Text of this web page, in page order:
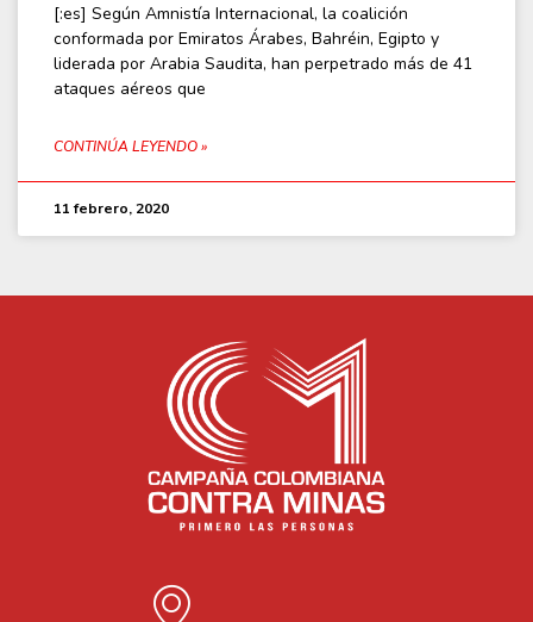
[:es] Según Amnistía Internacional, la coalición
conformada por Emiratos Árabes, Bahréin, Egipto y
liderada por Arabia Saudita, han perpetrado más de 41
ataques aéreos que
CONTINÚA LEYENDO »
11 febrero, 2020